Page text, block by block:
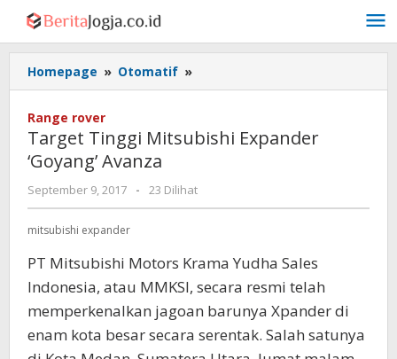
Lewati
konten
Homepage » Otomatif »
Tinggi
'Goyang'
Range rover
Target Tinggi Mitsubishi Expander
‘Goyang’ Avanza
September 9, 2017
oleh
Admin
- 23 Dilihat
mitsubishi expander
PT Mitsubishi Motors Krama Yudha Sales
Indonesia, atau MMKSI, secara resmi telah
memperkenalkan jagoan barunya Xpander di
enam kota besar secara serentak. Salah satunya